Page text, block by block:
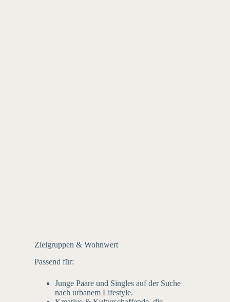
Zielgruppen & Wohnwert
Passend für:
Junge Paare und Singles auf der Suche
nach urbanem Lifestyle.